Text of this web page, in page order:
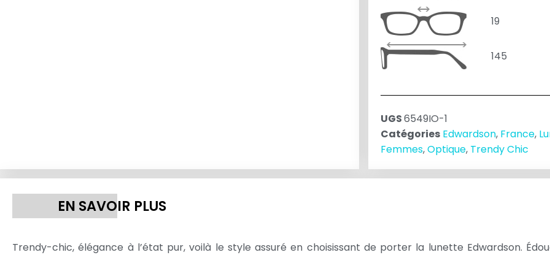
19
145
UGS6549IO-1
Catégories Edwardson, France,
Femmes,Optique, Trendy Chic
EN SAVOIR PLUS
Trendy-chic, élégance à l’état pur, voilà le style assuré en choisissant de porter la lunette Edwardson.